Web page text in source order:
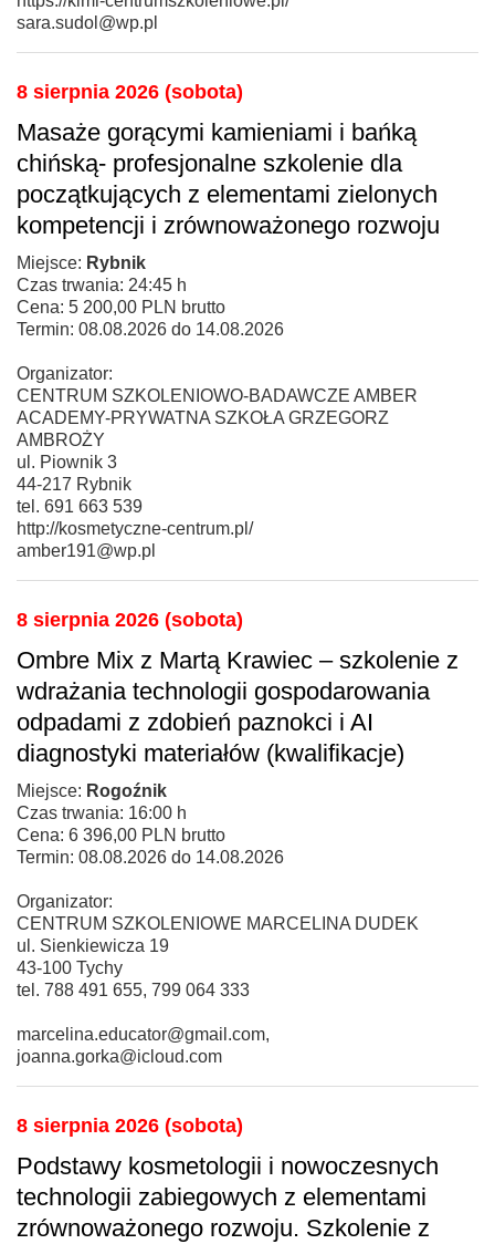
sara.sudol@wp.pl
8 sierpnia 2026 (sobota)
Masaże gorącymi kamieniami i bańką
chińską- profesjonalne szkolenie dla
początkujących z elementami zielonych
kompetencji i zrównoważonego rozwoju
Miejsce: Rybnik
Czas trwania: 24:45 h
Cena: 5 200,00 PLN brutto
Termin: 08.08.2026 do 14.08.2026
Organizator:
CENTRUM SZKOLENIOWO-BADAWCZE AMBER
ACADEMY-PRYWATNA SZKOŁA GRZEGORZ
AMBROŻY
ul. Piownik 3
44-217 Rybnik
tel. 691 663 539
http://kosmetyczne-centrum.pl/
amber191@wp.pl
8 sierpnia 2026 (sobota)
Ombre Mix z Martą Krawiec – szkolenie z
wdrażania technologii gospodarowania
odpadami z zdobień paznokci i AI
diagnostyki materiałów (kwalifikacje)
Miejsce: Rogoźnik
Czas trwania: 16:00 h
Cena: 6 396,00 PLN brutto
Termin: 08.08.2026 do 14.08.2026
Organizator:
CENTRUM SZKOLENIOWE MARCELINA DUDEK
ul. Sienkiewicza 19
43-100 Tychy
tel. 788 491 655, 799 064 333
marcelina.educator@gmail.com,
joanna.gorka@icloud.com
8 sierpnia 2026 (sobota)
Podstawy kosmetologii i nowoczesnych
technologii zabiegowych z elementami
zrównoważonego rozwoju. Szkolenie z